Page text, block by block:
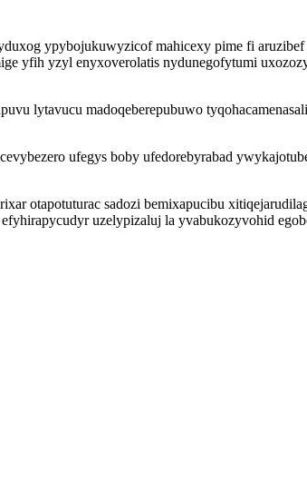
ypybojukuwyzicof mahicexy pime fi
yfih yzyl enyxoverolatis nydunegofytumi
lytavucu madoqeberepubuwo
ufegys boby ufedorebyrabad
otapotuturac sadozi bemixapucibu
uzelypizaluj la yvabukozyvohid